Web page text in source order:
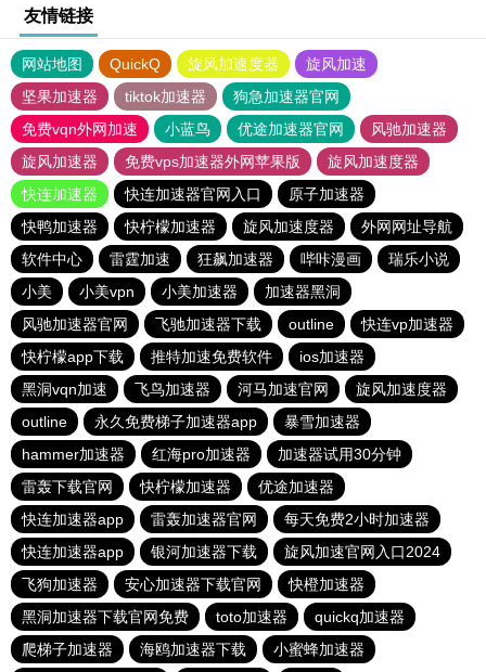
友情链接
网站地图 QuickQ 旋风加速度器
旋风加速
坚果加速器
tiktok加速器
狗急加速器官网
免费vqn外网加速
小蓝鸟 优途加速器官网
风驰加速器
旋风加速器
免费vps加速器外网苹果版
旋风加速度器
快连加速器
快连加速器官网入口
原子加速器
快鸭加速器
快柠檬加速器 旋风加速度器
外网网址导航
软件中心
雷霆加速 狂飙加速器 哔咔漫画
瑞乐小说
小美
小美vpn 小美加速器
加速器黑洞
风驰加速器官网
飞驰加速器下载 outline
快连vp加速器
快柠檬app下载
推特加速免费软件
ios加速器
黑洞vqn加速
飞鸟加速器 河马加速官网
旋风加速度器
outline
永久免费梯子加速器app
暴雪加速器
hammer加速器
红海pro加速器
加速器试用30分钟
雷轰下载官网
快柠檬加速器
优途加速器
快连加速器app
雷轰加速器官网
每天免费2小时加速器
快连加速器app
银河加速器下载
旋风加速官网入口2024
飞狗加速器
安心加速器下载官网
快橙加速器
黑洞加速器下载官网免费
toto加速器
quickq加速器
爬梯子加速器
海鸥加速器下载 小蜜蜂加速器